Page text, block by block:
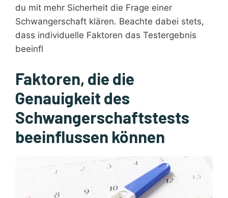
du mit mehr Sicherheit die Frage einer
Schwangerschaft klären. Beachte dabei stets,
dass individuelle Faktoren das Testergebnis
beeinfl
Faktoren, die die
Genauigkeit des
Schwangerschaftstests
beeinflussen können